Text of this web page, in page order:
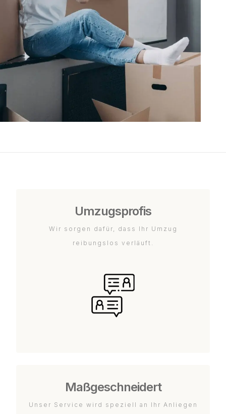
Umzugsprofis
Wir sorgen dafür, dass Ihr Umzug
reibungslos verläuft.
Maßgeschneidert
Unser Service wird speziell an Ihr Anliegen